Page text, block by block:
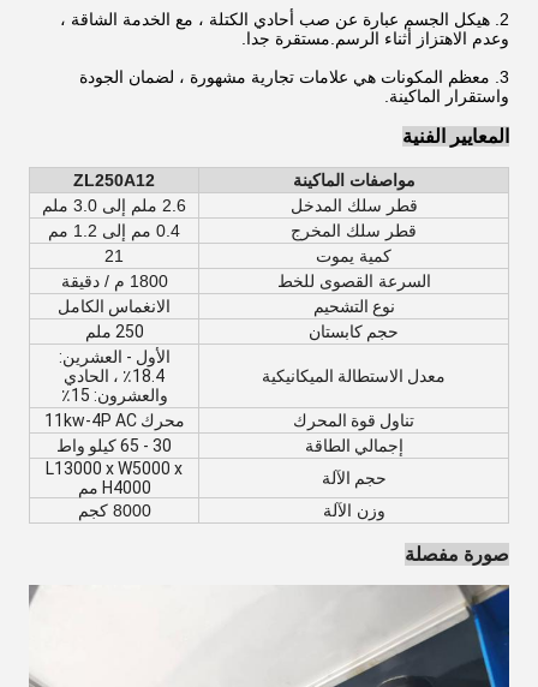
2. هيكل الجسم عبارة عن صب أحادي الكتلة ، مع الخدمة الشاقة ،
وعدم الاهتزاز أثناء الرسم.مستقرة جدا.
3. معظم المكونات هي علامات تجارية مشهورة ، لضمان الجودة
واستقرار الماكينة.
المعايير الفنية
مواصفات الماكينة
ZL250A12
قطر سلك المدخل
2.6 ملم إلى 3.0 ملم
قطر سلك المخرج
0.4 مم إلى 1.2 مم
كمية يموت
21
السرعة القصوى للخط
1800 م / دقيقة
نوع التشحيم
الانغماس الكامل
حجم كابستان
250 ملم
معدل الاستطالة الميكانيكية
الأول - العشرين:
18.4٪ ، الحادي
والعشرون: 15٪
تناول قوة المحرك
محرك 11kw-4P AC
إجمالي الطاقة
30 - 65 كيلو واط
حجم الآلة
L13000 x W5000 x
H4000 مم
وزن الآلة
8000 كجم
صورة مفصلة